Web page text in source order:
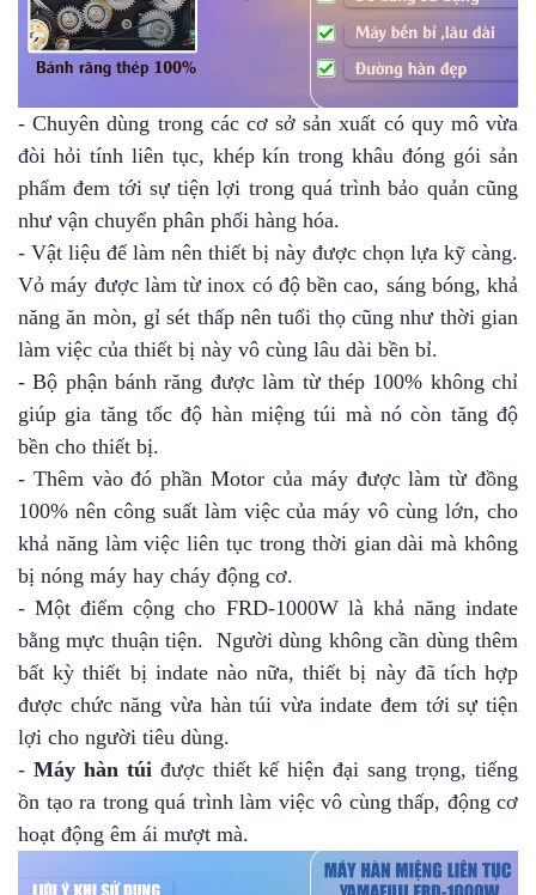
- Chuyên dùng trong các cơ sở sản xuất có quy mô vừa
đòi hỏi tính liên tục, khép kín trong khâu đóng gói sản
phẩm đem tới sự tiện lợi trong quá trình bảo quản cũng
như vận chuyển phân phối hàng hóa.
- Vật liệu để làm nên thiết bị này được chọn lựa kỹ càng.
Vỏ máy được làm từ inox có độ bền cao, sáng bóng, khả
năng ăn mòn, gỉ sét thấp nên tuổi thọ cũng như thời gian
làm việc của thiết bị này vô cùng lâu dài bền bỉ.
- Bộ phận bánh răng được làm từ thép 100% không chỉ
giúp gia tăng tốc độ hàn miệng túi mà nó còn tăng độ
bền cho thiết bị.
- Thêm vào đó phần Motor của máy được làm từ đồng
100% nên công suất làm việc của máy vô cùng lớn, cho
khả năng làm việc liên tục trong thời gian dài mà không
bị nóng máy hay cháy động cơ.
- Một điểm cộng cho FRD-1000W là khả năng indate
bằng mực thuận tiện. Người dùng không cần dùng thêm
bất kỳ thiết bị indate nào nữa, thiết bị này đã tích hợp
được chức năng vừa hàn túi vừa indate đem tới sự tiện
lợi cho người tiêu dùng.
- Máy hàn túi được thiết kế hiện đại sang trọng, tiếng
ồn tạo ra trong quá trình làm việc vô cùng thấp, động cơ
hoạt động êm ái mượt mà.